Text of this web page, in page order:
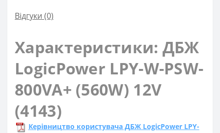
Відгуки (0)
Характеристики: ДБЖ
LogicPower LPY-W-PSW-
800VA+ (560W) 12V
(4143)
Керівництво користувача ДБЖ LogicPower LPY-